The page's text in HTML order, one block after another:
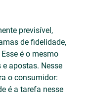
previsível,
de fidelidade,
é o mesmo
apostas. Nesse
o consumidor:
é a tarefa nesse